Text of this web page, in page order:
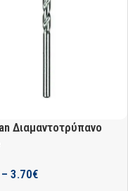
Διαμαντοτρύπανο
– 3.70€